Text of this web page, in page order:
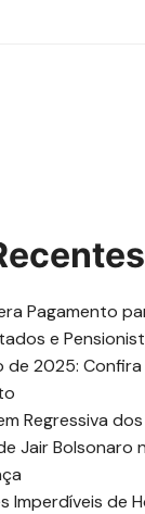
Pagamento
e
de 2025: Confira
Regressiva
Jair Bolsonaro
Imperdíveis de